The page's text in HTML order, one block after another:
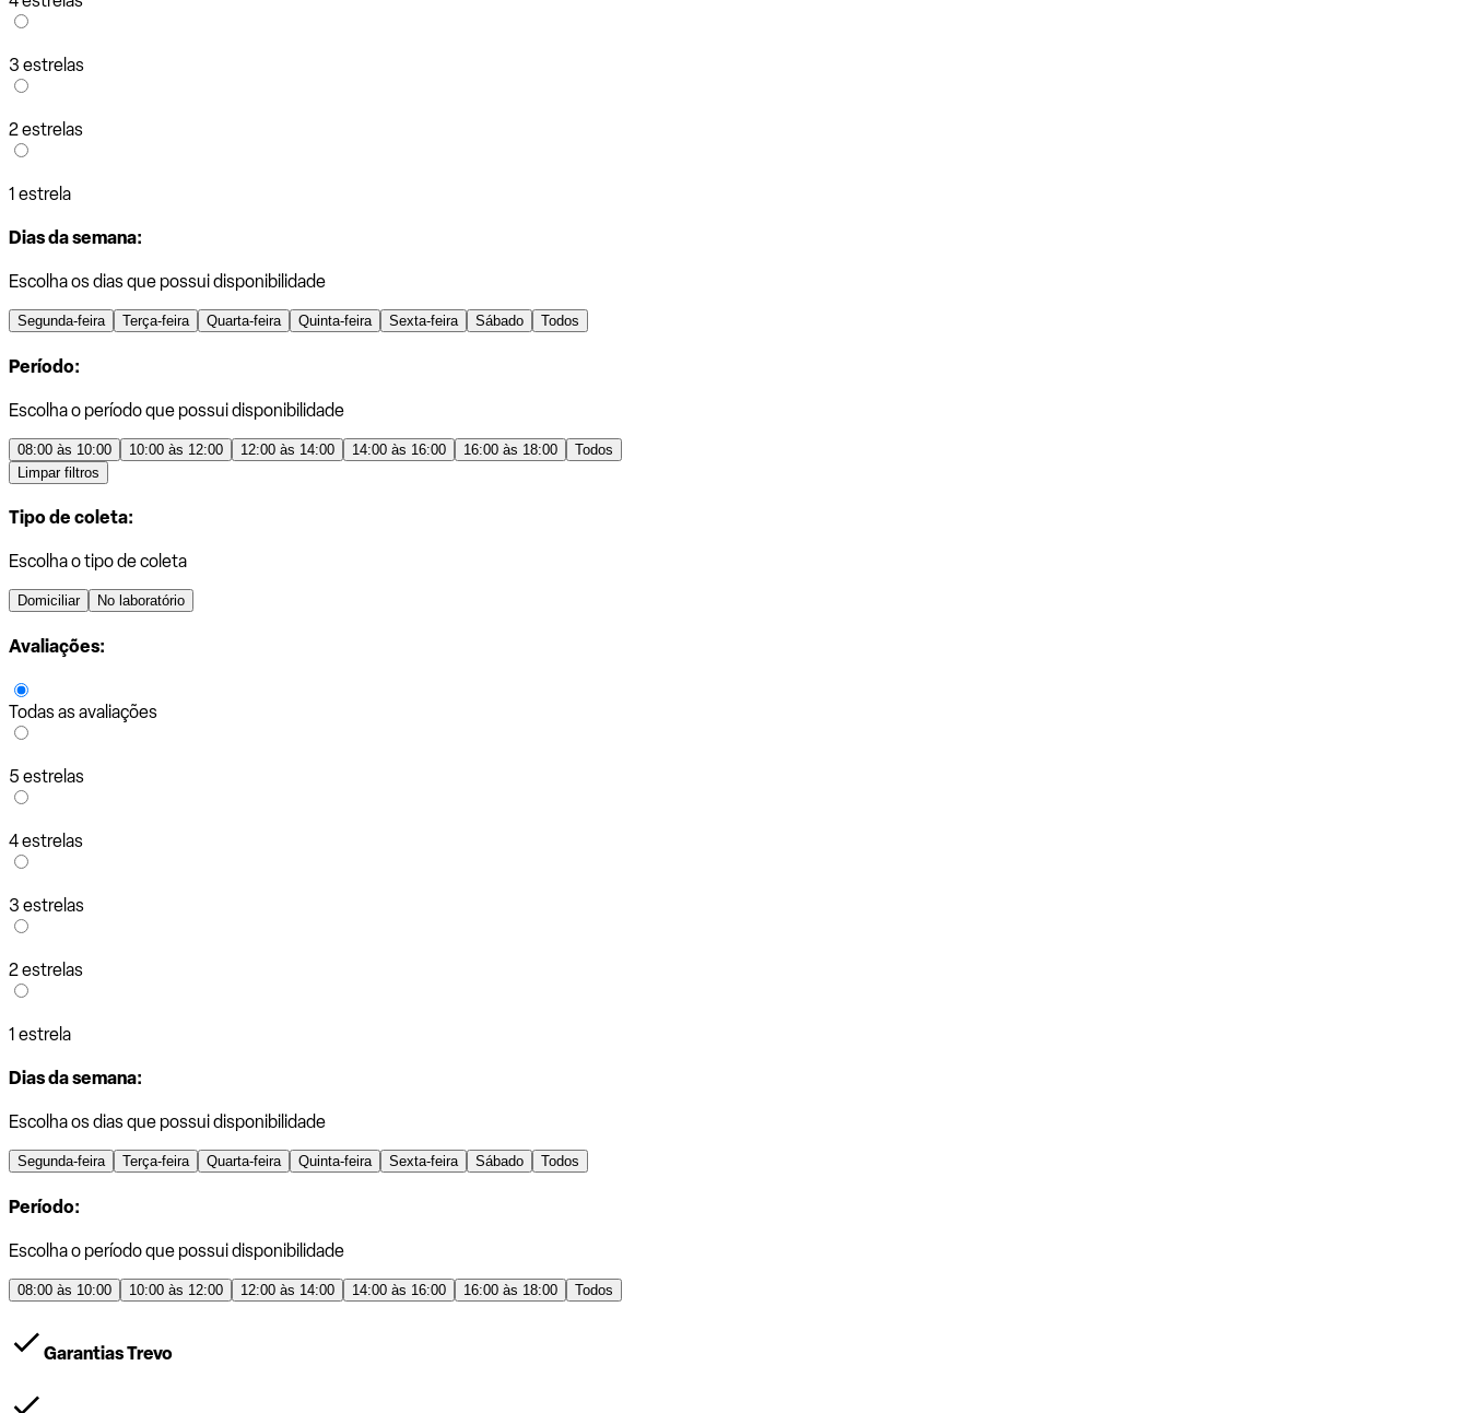
3 estrelas
2 estrelas
1 estrela
Dias da semana:
Escolha os dias que possui disponibilidade
Segunda-feira Terça-feira Quarta-feira Quinta-feira Sexta-feira Sábado Todos
Período:
Escolha o período que possui disponibilidade
08:00 às 10:00 10:00 às 12:00 12:00 às 14:00 14:00 às 16:00 16:00 às 18:00
Todos
Limpar filtros
Tipo de coleta:
Escolha o tipo de coleta
Domiciliar No laboratório
Avaliações:
Todas as avaliações
5 estrelas
4 estrelas
3 estrelas
2 estrelas
1 estrela
Dias da semana:
Escolha os dias que possui disponibilidade
Segunda-feira Terça-feira Quarta-feira Quinta-feira Sexta-feira Sábado Todos
Período:
Escolha o período que possui disponibilidade
08:00 às 10:00 10:00 às 12:00 12:00 às 14:00 14:00 às 16:00 16:00 às 18:00 Todos
Garantias Trevo